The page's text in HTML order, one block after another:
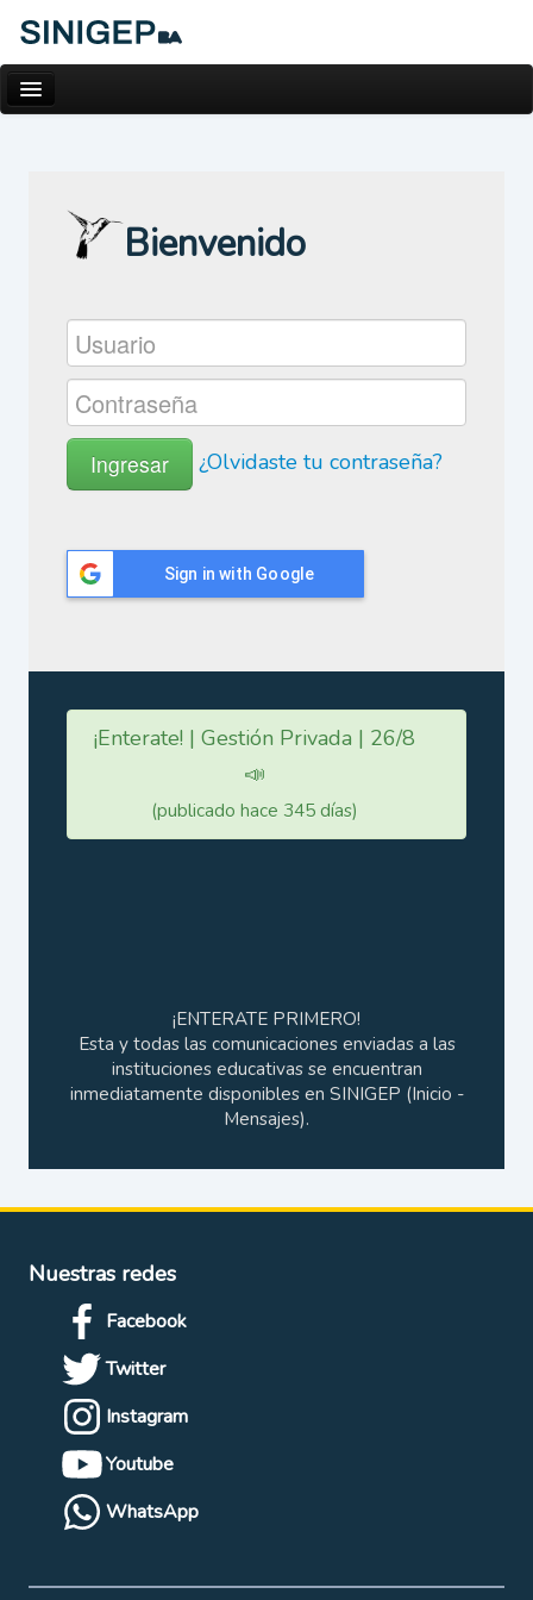
Bienvenido
¿Olvidaste tu contraseña?
Sign in with Google
¡Enterate! | Gestión Privada | 26/8
📣
(publicado hace 345 días)
¡ENTERATE PRIMERO!
Esta y todas las comunicaciones enviadas a las
instituciones educativas se encuentran
inmediatamente disponibles en SINIGEP (Inicio -
Mensajes).
Nuestras redes
Facebook
Twitter
Instagram
Youtube
WhatsApp